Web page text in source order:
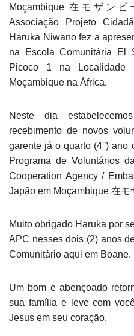
Moçambique 在モザン
Associação Projeto
Haruka Niwano fez a
na Escola Comunitária El
Picoco 1 na Localidade
Moçambique na África.
Neste dia
recebimento de novos
garente já o quarto (4°)
Programa de Voluntários
Cooperation Agency /
Japão em Moçambique 在
Muito obrigado Haruka por
APC nesses dois (2) anos
Comunitário aqui em Boane.
Um bom e abençoado
sua família e leve com
Jesus em seu coração.